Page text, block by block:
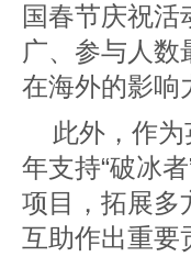
国春节庆祝
广、参与人数
在海外的影响
此外，作
年支持“破冰
项目，拓展多
互助作出重要